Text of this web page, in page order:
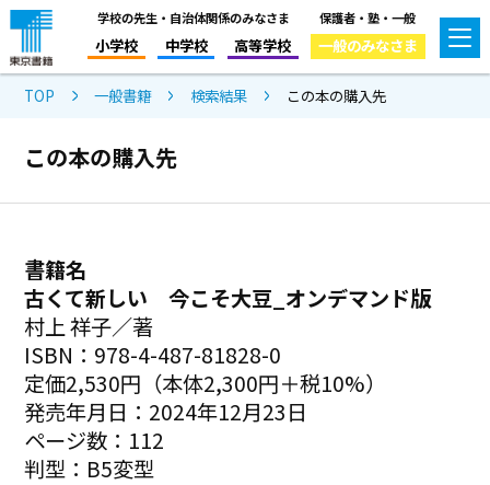
学校の先生・自治体関係のみなさま
小学校 中学校 高等学校
保護者・塾・一般
一般のみなさま
TOP 一般書籍 検索結果 この本の購入先
この本の購入先
書籍名
古くて新しい 今こそ大豆_オンデマンド版
村上 祥子／著
ISBN：978-4-487-81828-0
定価2,530円（本体2,300円＋税10%）
発売年月日：2024年12月23日
ページ数：112
判型：B5変型